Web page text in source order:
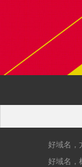
好域名，
好域名，